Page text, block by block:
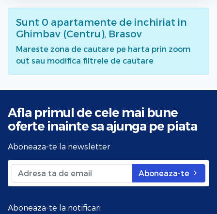
Sunt 0 apartamente de inchiriat in
Ghimbav (Centru), Brasov
Mareste zona de cautare pe harta prin zoom
out sau modifica filtrele de cautare
Afla primul de cele mai bune
oferte inainte sa ajunga pe piata
Aboneaza-te la newsletter
Aboneaza-te
Aboneaza-te la notificari